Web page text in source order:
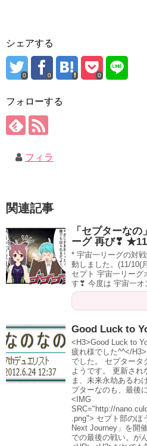
シェアする
0 0 0
フォローする
フィラ
関連記事
「セプターな
ーグ 再び❣
* 宇宙一リーグの対
動しました。(11/10(
セプト 宇宙一リーグ
す❣ 今度は 宇宙一オ
Good Luck to
<H3>Good Luck to
疲れ様でした^^</
でした。 セプタータ
ようです。 更新され
ま、未来永劫ある
プターなのも、最後
<IMG
SRC="http://
.png"> セプト部のほ
Next Journey」を開
での最後の戦い。が